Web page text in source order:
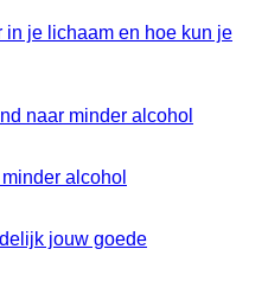
in je lichaam en hoe kun je
alcohol